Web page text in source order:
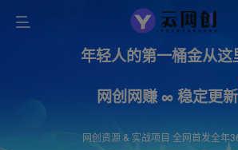
年轻人的第一桶金从这
网创网赚 ∞ 稳定更新
网创资源 & 实战项目 全网首发全年